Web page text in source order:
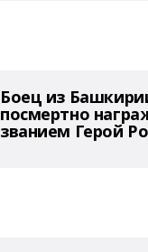
Боец из
посмертно
званием Герой